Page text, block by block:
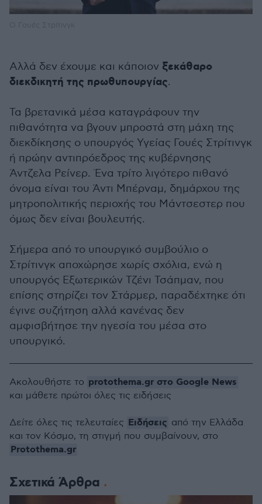
Αλλά δεν έχουμε και κάποιον ξεκάθαρο
διεκδικητή της πρωθυπουργίας.
Τα βρετανικά μέσα καταγράφουν την
πιθανότητα να βγουν μπροστά στη μάχη της
διεκδίκησης ο υπουργός Υγείας Γουές Στρίτινγκ
ή πρώην αντιπρόεδρος της κυβέρνησης
Άντζελα Ρείνερ. Ένα τρίτο λιγότερο πιθανό
όνομα είναι του Άντι Μπέρναμ, δημάρχου της
μητροπολιτικής περιοχής του Μάντσεστερ που
όμως δεν είναι βουλευτής.
Σήμερα από το υπουργικό συμβούλιο ο
Στρίτινγκ αποχώρησε χωρίς σχόλια, ενώ η
υπουργός Εξωτερικών Τζένι Τσάπμαν, που
επίσης στηρίζει τον Στάρμερ, παραδέχτηκε ότι
έγινε συζήτηση αλλά κανένας δεν
αμφισβήτησε την ηγεσία του μέσα στο
υπουργικό.
Σχετικά Άρθρα
Ακολουθήστε το protothema.gr στο Google News
και μάθετε πρώτοι όλες τις ειδήσεις
Δείτε όλες τις τελευταίες Ειδήσεις από την Ελλάδα
και τον Κόσμο, τη στιγμή που συμβαίνουν, στο
Protothema.gr